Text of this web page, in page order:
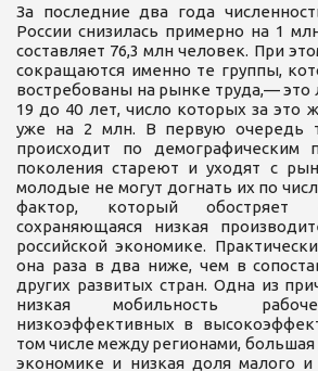
За последние два года
России снизилась примерно на 1
составляет 76,3 млн человек. При
сокращаются именно те группы,
востребованы на рынке труда,— это
19 до 40 лет, число которых за это
уже на 2 млн. В первую очередь
происходит по демографическим
поколения стареют и уходят с
молодые не могут догнать их по
фактор, который обостряет
сохраняющаяся низкая
российской экономике.
она раза в два ниже, чем в
других развитых стран. Одна из
низкая мобильность
низкоэффективных в
том числе между регионами, большая
экономике и низкая доля малого и